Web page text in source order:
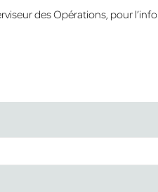
des Opérations, pour